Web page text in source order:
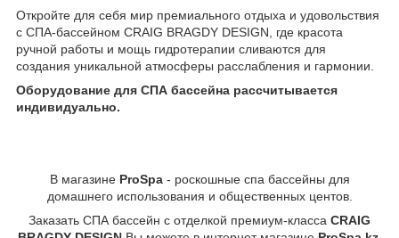
Откройте для себя мир премиального отдыха и удовольствия
с СПА-бассейном CRAIG BRAGDY DESIGN, где красота
ручной работы и мощь гидротерапии сливаются для
создания уникальной атмосферы расслабления и гармонии.
Оборудование для СПА бассейна рассчитывается
индивидуально.
В магазине ProSpa - роскошные спа бассейны для
домашнего использования и общественных центов.
Заказать СПА бассейн с отделкой премиум-класса CRAIG